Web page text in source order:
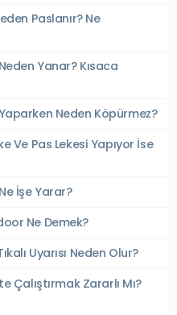
Paslanır? Ne
Yanar? Kısaca
Neden Köpürmez?
Ve Pas Lekesi Yapıyor İse
İşe Yarar?
Ne Demek?
Uyarısı Neden Olur?
Çalıştırmak Zararlı Mı?